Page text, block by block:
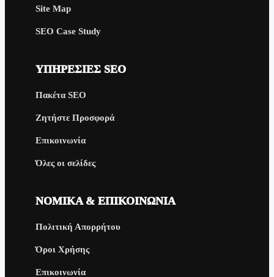
Site Map
SEO Case Study
ΥΠΗΡΕΣΊΕΣ SEO
Πακέτα SEO
Ζητήστε Προσφορά
Επικοινωνία
Όλες οι σελίδες
ΝΟΜΙΚΆ & ΕΠΙΚΟΙΝΩΝΊΑ
Πολιτική Απορρήτου
Όροι Χρήσης
Επικοινωνία